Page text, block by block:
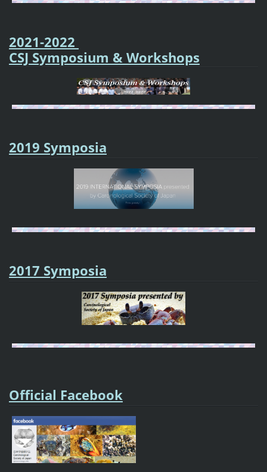
2021-2022
CSJ Symposium & Workshops
2019 Symposia
2017 Symposia
Official Facebook